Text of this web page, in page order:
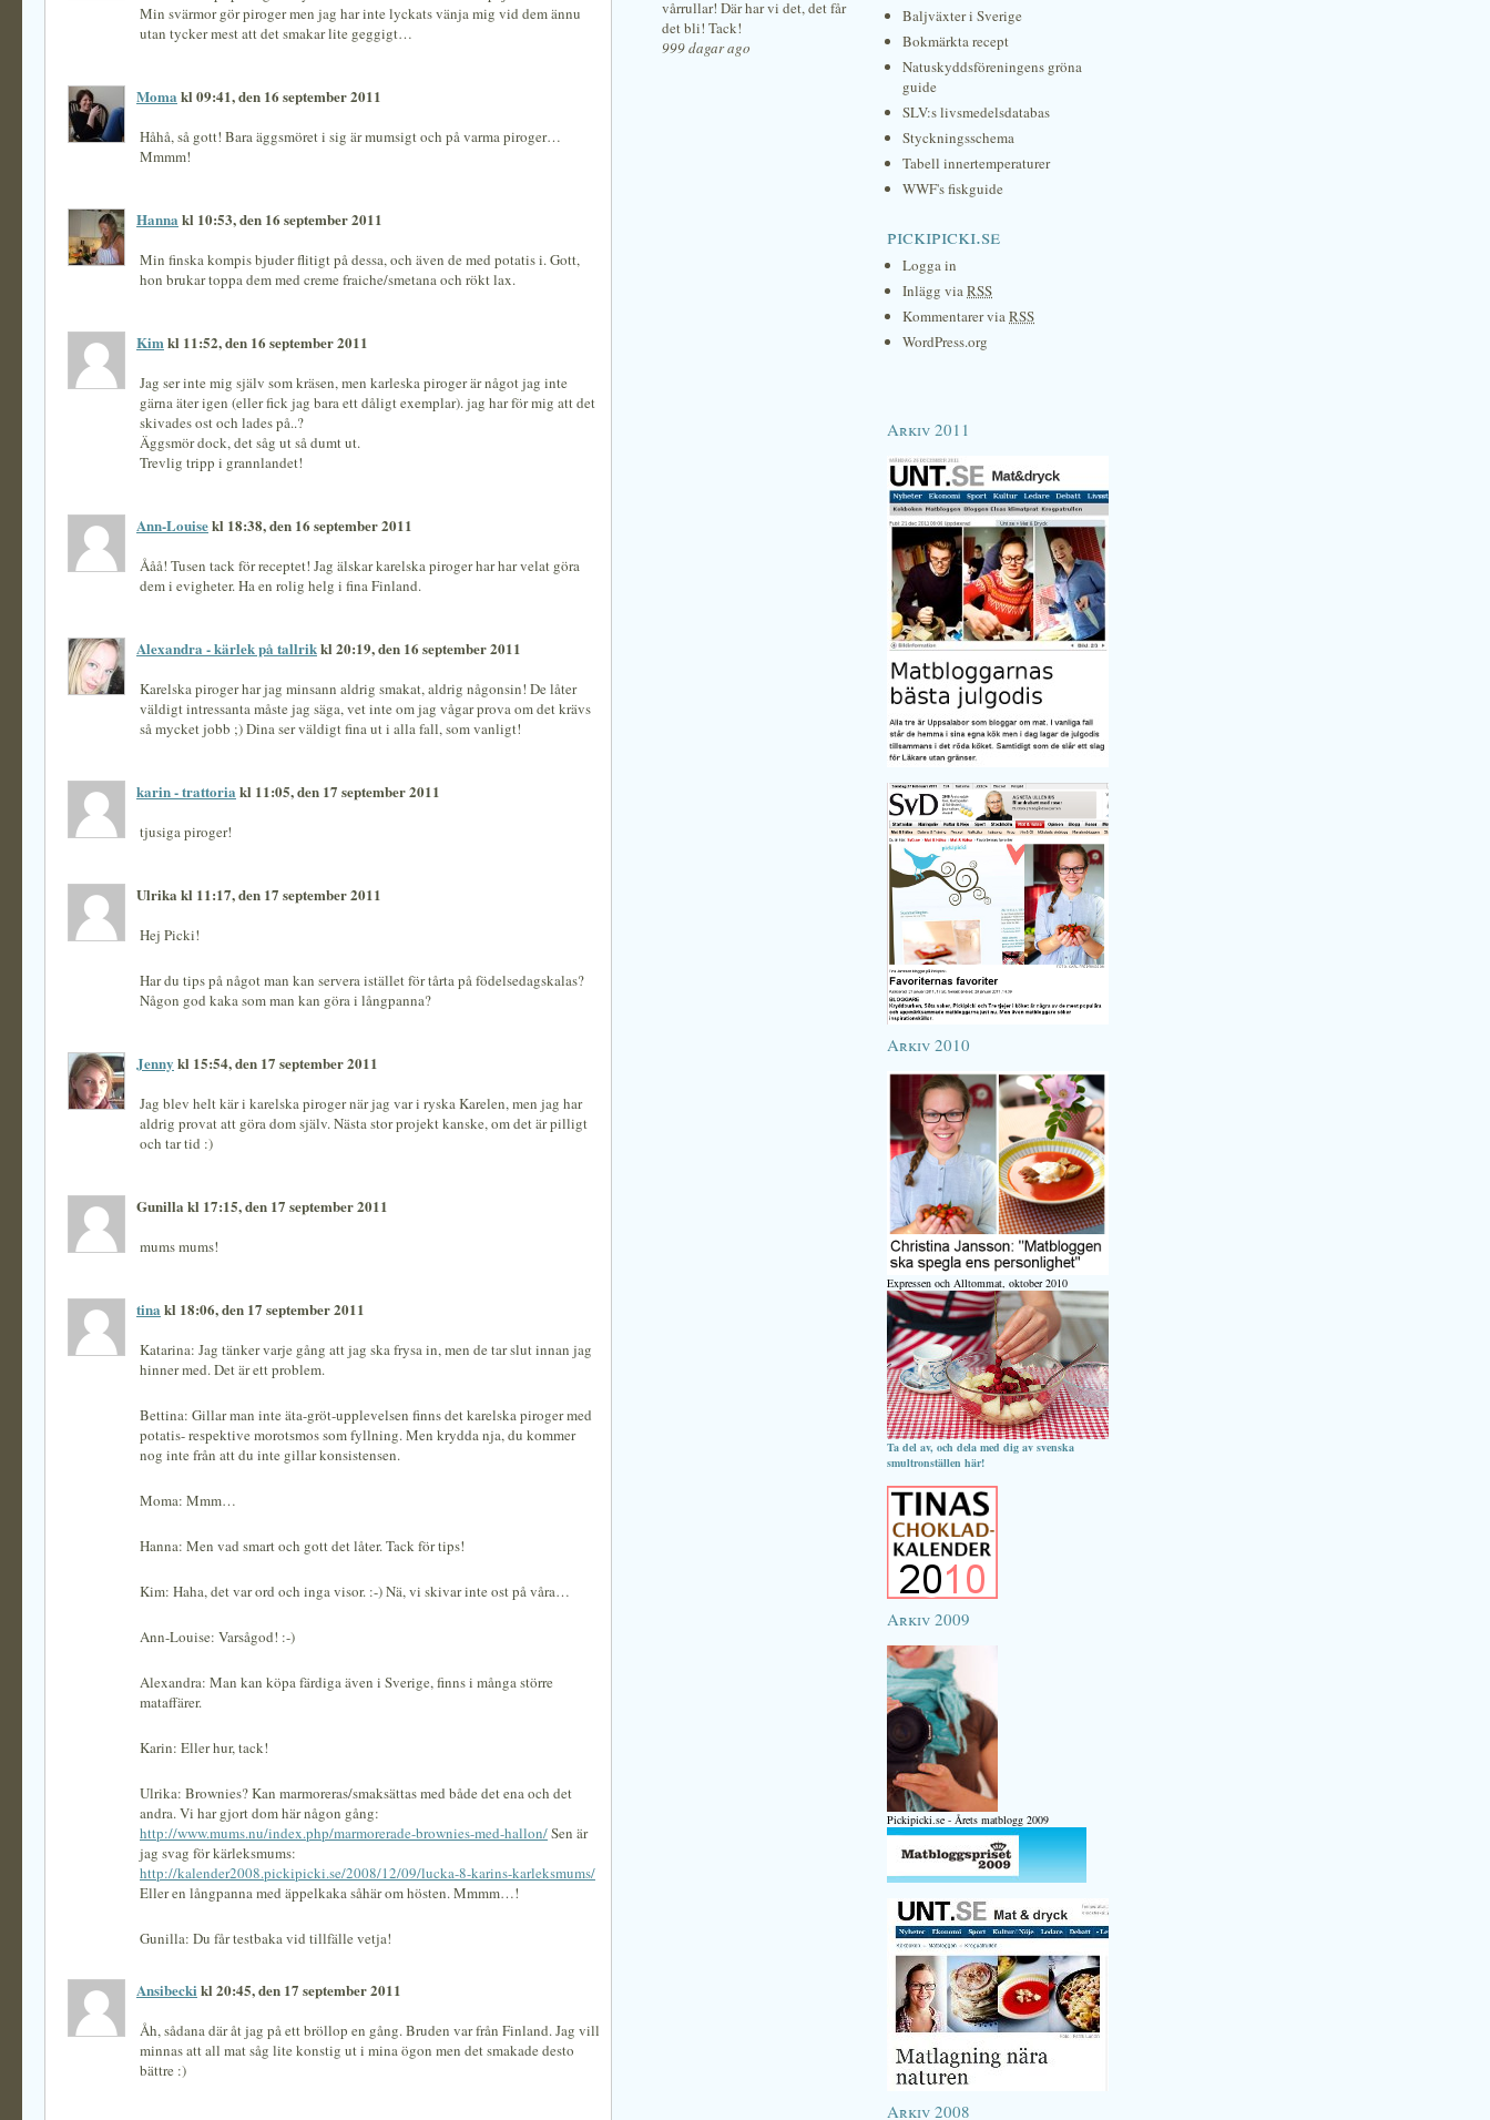
Min svärmor gör piroger men jag har inte lyckats vänja mig vid dem ännu
utan tycker mest att det smakar lite geggigt…
Moma kl 09:41, den 16 september 2011
Håhå, så gott! Bara äggsmöret i sig är mumsigt och på varma piroger…
Mmmm!
Hanna kl 10:53, den 16 september 2011
Min finska kompis bjuder flitigt på dessa, och även de med potatis i. Gott,
hon brukar toppa dem med creme fraiche/smetana och rökt lax.
Kimkl 11:52, den 16 september 2011
Jag ser inte mig själv som kräsen, men karleska piroger är något jag inte
gärna äter igen (eller fick jag bara ett dåligt exemplar). jag har för mig att det
skivades ost och lades på..?
Äggsmör dock, det såg ut så dumt ut.
Trevlig tripp i grannlandet!
Ann-Louisekl 18:38, den 16 september 2011
Ååå! Tusen tack för receptet! Jag älskar karelska piroger har har velat göra
dem i evigheter. Ha en rolig helg i fina Finland.
Alexandra - kärlek på tallrikkl 20:19, den 16 september 2011
Karelska piroger har jag minsann aldrig smakat, aldrig någonsin! De låter
väldigt intressanta måste jag säga, vet inte om jag vågar prova om det krävs
så mycket jobb ;) Dina ser väldigt fina ut i alla fall, som vanligt!
karin - trattoria kl 11:05, den 17 september 2011
tjusiga piroger!
Ulrika kl 11:17, den 17 september 2011
Hej Picki!
Har du tips på något man kan servera istället för tårta på födelsedagskalas?
Någon god kaka som man kan göra i långpanna?
Jenny kl 15:54, den 17 september 2011
Jag blev helt kär i karelska piroger när jag var i ryska Karelen, men jag har
aldrig provat att göra dom själv. Nästa stor projekt kanske, om det är pilligt
och tar tid :)
Gunilla kl 17:15, den 17 september 2011
mums mums!
tina kl 18:06, den 17 september 2011
Katarina: Jag tänker varje gång att jag ska frysa in, men de tar slut innan jag
hinner med. Det är ett problem.
Bettina: Gillar man inte äta-gröt-upplevelsen finns det karelska piroger med
potatis- respektive morotsmos som fyllning. Men krydda nja, du kommer
nog inte från att du inte gillar konsistensen.
Moma: Mmm…
Hanna: Men vad smart och gott det låter. Tack för tips!
Kim: Haha, det var ord och inga visor. :-) Nä, vi skivar inte ost på våra…
Ann-Louise: Varsågod! :-)
Alexandra: Man kan köpa färdiga även i Sverige, finns i många större
mataffärer.
Karin: Eller hur, tack!
Ulrika: Brownies? Kan marmoreras/smaksättas med både det ena och det
andra. Vi har gjort dom här någon gång:
http://www.mums.nu/index.php/marmorerade-brownies-med-hallon/Sen är
jag svag för kärleksmums:
http://kalender2008.pickipicki.se/2008/12/09/lucka-8-karins-karleksmums/
Eller en långpanna med äppelkaka såhär om hösten. Mmmm…!
Gunilla: Du får testbaka vid tillfälle vetja!
Ansibecki kl 20:45, den 17 september 2011
Åh, sådana där åt jag på ett bröllop en gång. Bruden var från Finland. Jag vill
minnas att all mat såg lite konstig ut i mina ögon men det smakade desto
bättre :)
vårrullar! Där har vi det, det får
det bli! Tack!
999 dagar ago
Baljväxter i Sverige
Bokmärkta recept
Natuskyddsföreningens gröna
guide
SLV:s livsmedelsdatabas
Styckningsschema
Tabell innertemperaturer
WWF's fiskguide
pickipicki.se
Logga in
Inlägg viaRSS
Kommentarer viaRSS
WordPress.org
Arkiv 2011
Arkiv 2010
Expressen och Alltommat, oktober 2010
Ta del av, och dela med dig av svenska
smultronställen här!
Arkiv 2009
Pickipicki.se - Årets matblogg 2009
Arkiv 2008